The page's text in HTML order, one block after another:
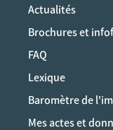
Actualités
Brochures et
FAQ
Lexique
Baromètre de
Mes actes et